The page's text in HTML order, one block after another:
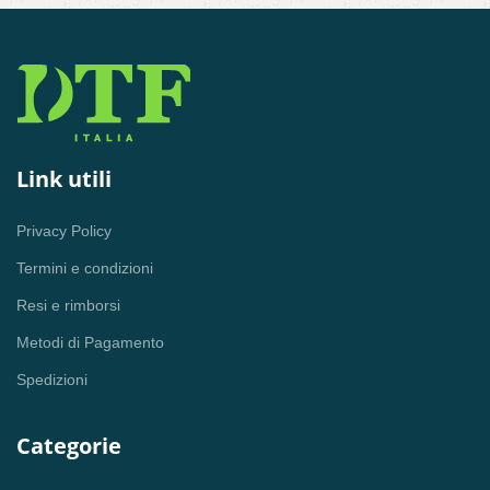
Link utili
Privacy Policy
Termini e condizioni
Resi e rimborsi
Metodi di Pagamento
Spedizioni
Categorie